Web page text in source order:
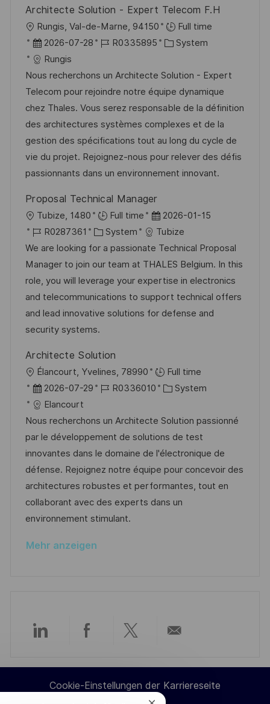
t
l
i
h
u
n
g
V
e
r
f
f
e
n
t
l
i
c
h
u
n
g
i
e
Architecte Solution - Expert Telecom F.H
O
r
t
Rungis, Val-de-Marne, 94150
Full time
D
a
t
u
m
d
e
r
V
r
ö
f
f
e
n
t
l
i
c
h
u
n
g
2026-07-28
J
b
-
I
D
R0335895
K
t
e
g
o
r
i
e
System
Rungis
Nous recherchons un Architecte Solution - Expert
Telecom pour rejoindre notre équipe dynamique
chez Thales. Vous serez responsable de la définition
des architectures systèmes complexes et de la
gestion des spécifications tout au long du cycle de
vie du projet. Rejoignez-nous pour relever des défis
passionnants dans un environnement innovant.
Proposal Technical Manager
O
r
t
Tubize, 1480 Full time
D
a
t
u
m
d
e
ö
f
e
n
t
l
i
2026-01-15
J
o
b
-
I
D
R0287361
K
a
t
e
g
o
r
e
System
Tubize
We are looking for a passionate Technical Proposal
Manager to join our team at THALES Belgium. In this
role, you will leverage your expertise in electronics
and telecommunications to support technical offers
and lead innovative solutions for defense and
security systems.
Architecte Solution
O
r
t
Élancourt, Yvelines, 78990
Full time
D
a
t
u
m
d
e
r
V
r
2026-07-29
J
b
-
I
D
R0336010
K
t
e
g
o
r
i
System
Elancourt
Nous recherchons un Architecte Solution passionné
par le développement de solutions de test
innovantes dans le domaine de l'électronique de
défense. Rejoignez notre équipe pour concevoir des
architectures robustes et performantes, tout en
collaborant avec des experts dans un
environnement stimulant.
Mehr anzeigen
Über
LinkedIn
Über
Facebook
Über
TwitterE-
Cookie-Einstellungen der Karriereseite